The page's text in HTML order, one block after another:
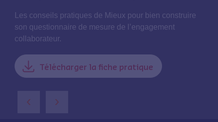
Les conseils pratiques de Mieux pour bien construire
son questionnaire de mesure de l’engagement
collaborateur.
Télécharger la fiche pratique
‹ ›